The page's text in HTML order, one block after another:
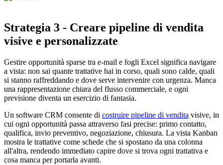
Strategia 3 - Creare pipeline di vendita
visive e personalizzate
Gestire opportunità sparse tra e-mail e fogli Excel significa navigare
a vista: non sai quante trattative hai in corso, quali sono calde, quali
si stanno raffreddando e dove serve intervenire con urgenza. Manca
una rappresentazione chiara del flusso commerciale, e ogni
previsione diventa un esercizio di fantasia.
Un software CRM consente di costruire pipeline di vendita visive, in
cui ogni opportunità passa attraverso fasi precise: primo contatto,
qualifica, invio preventivo, negoziazione, chiusura. La vista Kanban
mostra le trattative come schede che si spostano da una colonna
all'altra, rendendo immediato capire dove si trova ogni trattativa e
cosa manca per portarla avanti.